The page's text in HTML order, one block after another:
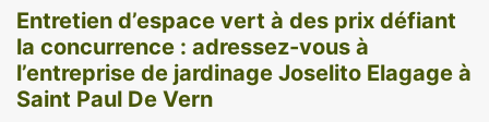
Entretien d’espace vert à des prix défiant
la concurrence : adressez-vous à
l’entreprise de jardinage Joselito Elagage à
Saint Paul De Vern